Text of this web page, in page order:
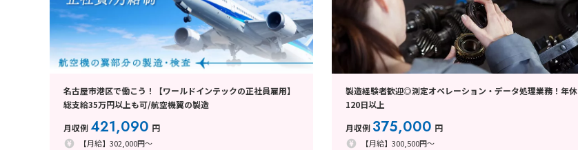
名古屋市港区で働こう！【ワールドインテックの正社員雇用】
総支給35万円以上も可/航空機翼の製造
月収例 421,090 円
【月給】302,000円～
製造経験者歓迎◎測定オペレーション・データ処理業務！年休
120日以上
月収例 375,000 円
【月給】300,500円～